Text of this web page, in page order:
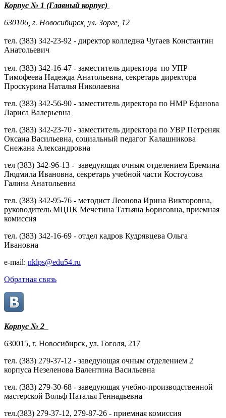
Корпус № 1 (Главный корпус)
630106, г. Новосибирск, ул. Зорге, 12
тел. (383) 342-23-92 - директор колледжа Чугаев Константин
Анатольевич
тел. (383) 342-16-47 - заместитель директора по УПР
Тимофеева Надежда Анатольевна, секретарь директора
Проскурина Наталья Николаевна
тел. (383) 342-56-90 - заместитель директора по НМР Ефанова
Лариса Валерьевна
тел. (383) 342-23-70 - заместитель директора по УВР Петреняк
Оксана Васильевна, социальный педагог Калашникова
Снежана Александровна
тел (383) 342-96-13 - заведующая очным отделением Еремина
Людмила Ивановна, секретарь учебной части Костоусова
Галина Анатольевна
тел. (383) 342-95-76 - методист Леонова Ирина Викторовна,
руководитель МЦПК Мечетина Татьяна Борисовна, приемная
комиссия
тел. (383) 342-16-69 - отдел кадров Кудрявцева Ольга
Ивановна
e-mail: nklps@edu54.ru
Обратная связь
Корпус № 2
630015, г. Новосибирск, ул. Гоголя, 217
тел. (383) 279-37-12 - заведующая очным отделением 2
корпуса Незеленова Валентина Васильевна
тел. (383) 279-30-68 - заведующая учебно-производственной
мастерской Вольф Наталья Геннадьевна
тел.(383) 279-37-12, 279-87-26 - приемная комиссия